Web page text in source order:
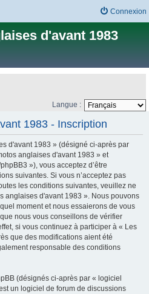
Connexion
d'avant 1983
Langue :
1983 - Inscription
d'avant 1983 » (désigné ci-après par
anglaises d'avant 1983 » et
»), vous acceptez d’être
suivantes. Si vous n’acceptez pas
les conditions suivantes, veuillez ne
anglaises d'avant 1983 ». Nous pouvons
moment et nous essaierons de vous
nous vous conseillons de vérifier
si vous continuez à participer à « Les
que des modifications aient été
responsable des conditions
(désignés ci-après par « logiciel
un logiciel de forum de discussions